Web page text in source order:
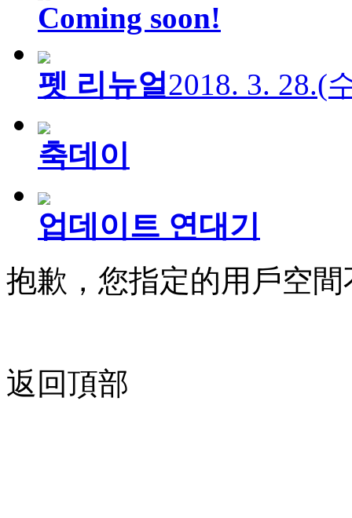
Coming soon!
펫 리뉴얼2018. 3. 28.(
축데이
업데이트 연대기
抱歉，您指定的用戶空間
返回頂部